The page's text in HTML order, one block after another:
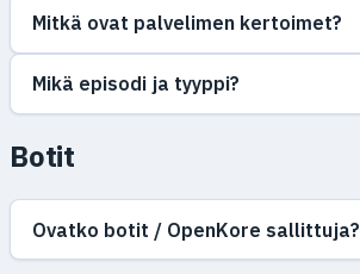
Mitkä ovat palvelimen kertoimet?
Mikä episodi ja tyyppi?
Botit
Ovatko botit / OpenKore sallittuja?